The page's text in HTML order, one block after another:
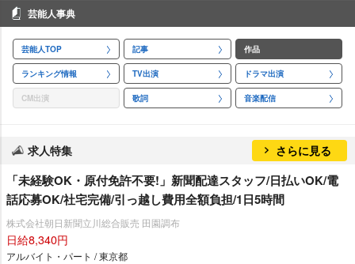
芸能人事典
芸能人TOP 記事 作品
ランキング情報 TV出演 ドラマ出演
CM出演 歌詞 音楽配信
求人特集 さらに見る
「未経験OK・原付免許不要!」新聞配達スタッフ/日払いOK/電
話応募OK/社宅完備/引っ越し費用全額負担/1日5時間
株式会社朝日新聞立川総合販売 田園調布
日給8,340円
アルバイト・パート / 東京都